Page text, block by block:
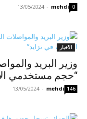
mehdi
-
13/05/2024 0
الأخبار
وزير البريد
“حجم مستخدمي
mehdi
-
13/05/2024 146